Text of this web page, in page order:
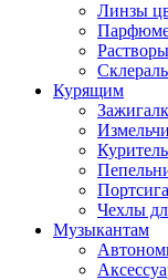
Линзы
Курящим
Чехлы
Музыкантам